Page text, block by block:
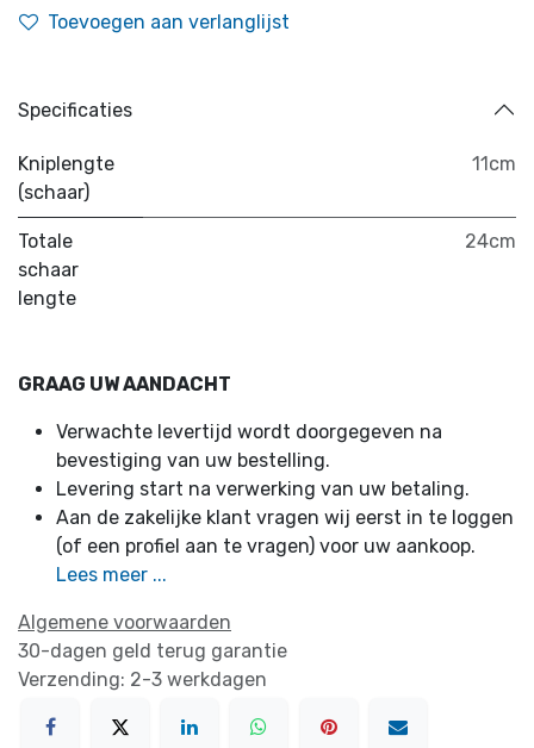
Toevoegen aan verlanglijst
Specificaties
Kniplengte
(schaar)
11cm
Totale
schaar
lengte
24cm
GRAAG UW AANDACHT
Verwachte levertijd wordt doorgegeven na
bevestiging van uw bestelling.
Levering start na verwerking van uw betaling.
Aan de zakelijke klant vragen wij eerst in te loggen
(of een profiel aan te vragen) voor uw aankoop.
Lees meer ...
Algemene voorwaarden
30-dagen geld terug garantie
Verzending: 2-3 werkdagen